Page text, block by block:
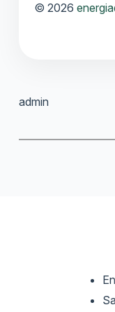
© 2026
admin